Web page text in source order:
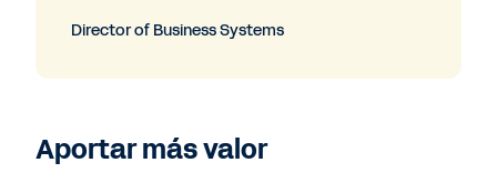
Director of Business Systems
Aportar más valor